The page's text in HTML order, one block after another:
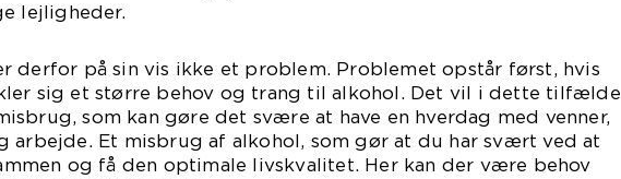
lejligheder.
derfor på sin vis ikke et problem. Problemet opstår først, hvis
sig et større behov og trang til alkohol. Det vil i dette tilfælde
som kan gøre det svære at have en hverdag med venner,
arbejde. Et misbrug af alkohol, som gør at du har svært ved at
og få den optimale livskvalitet. Her kan der være behov